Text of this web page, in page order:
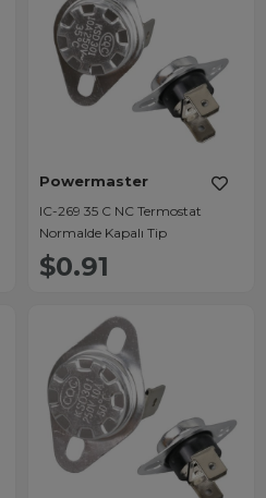
Powermaster
IC-269 35 C NC Termostat
Normalde Kapalı Tip
$0.91